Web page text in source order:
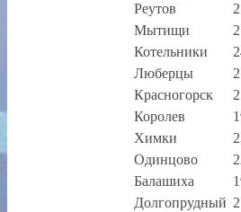
Реутов
Мытищи
Котельники
Люберцы
Красногорск
Королев
Химки
Одинцово
Балашиха
Долгопрудный